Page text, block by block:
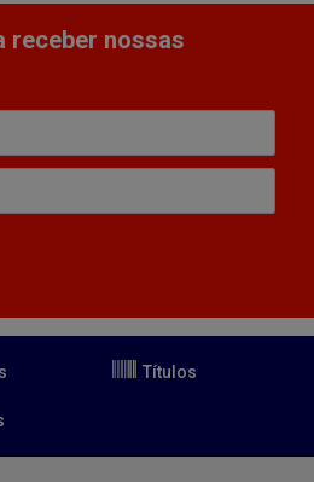
receber nossas
Títulos